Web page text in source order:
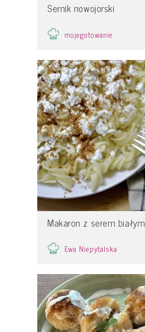
Sernik nowojorski
mojegotowanie
Makaron z serem białym
Ewa Niepytalska